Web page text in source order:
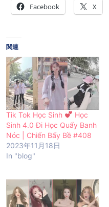
Facebook X
関連
Tik Tok Học Sinh
Học
Sinh 4.0 Đi Học Quẩy Banh
Nóc | Chiến Bấy Bề #408
2023年11月18日
In "blog"